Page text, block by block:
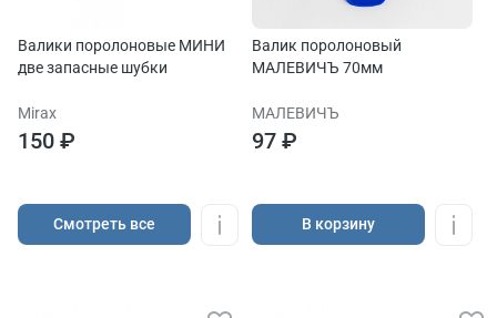
Валики поролоновые МИНИ
две запасные шубки
Mirax
150 ₽
Cмотреть все
Валик поролоновый
МАЛЕВИЧЪ 70мм
МАЛЕВИЧЪ
97 ₽
В корзину